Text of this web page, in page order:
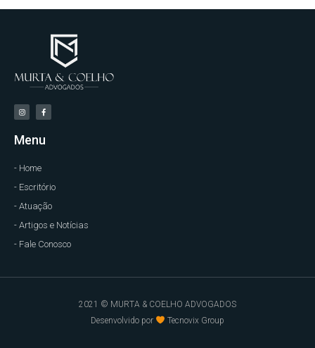
Menu
- Home
- Escritório
- Atuação
- Artigos e Notícias
- Fale Conosco
2021 © MURTA & COELHO ADVOGADOS
Desenvolvido por
Tecnovix Group